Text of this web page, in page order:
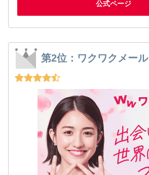
公式ページ
第2位：ワクワクメール